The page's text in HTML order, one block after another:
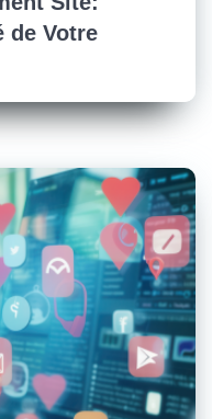
de Votre